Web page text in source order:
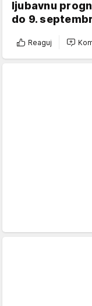
ljubavnu
do 9.
Reaguj